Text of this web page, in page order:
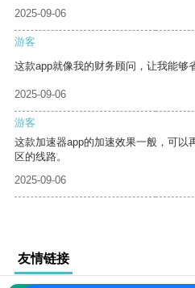
2025-09-06
游客
这款app就像我的财务顾问，让我能够
2025-09-06
游客
这款加速器app的加速效果一般，可以
区的线路。
2025-09-06
友情链接